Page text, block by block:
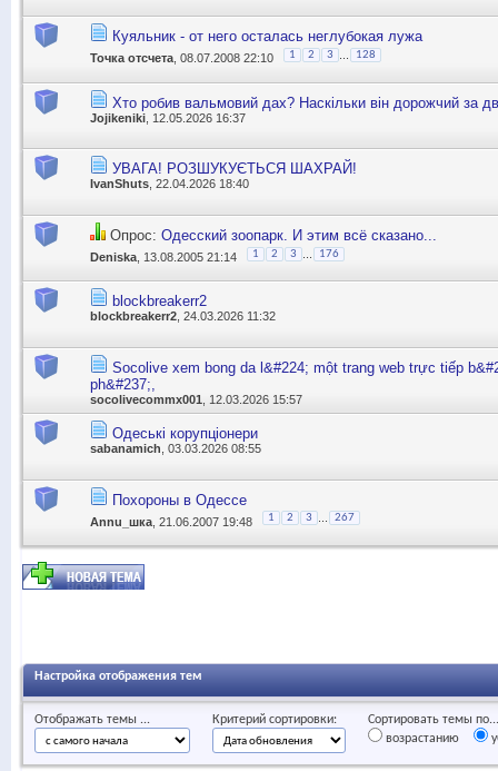
Куяльник - от него осталась неглубокая лужа
Точка отсчета , 08.07.2008 22:10 1 2 3 128
Хто робив вальмовий дах? Наскільки він дорожчий за
Jojikeniki , 12.05.2026 16:37
УВАГА! РОЗШУКУЄТЬСЯ ШАХРАЙ!
IvanShuts , 22.04.2026 18:40
Опрос: Одесский зоопарк. И этим всё сказано...
Deniska , 13.08.2005 21:14 1 2 3 176
blockbreakerr2
blockbreakerr2 , 24.03.2026 11:32
Socolive xem bong da l&#224; một trang web trực tiếp
ph&#237;,
socolivecommx001 , 12.03.2026 15:57
Одеські корупціонери
sabanamich , 03.03.2026 08:55
Похороны в Одессе
Annu_шка , 21.06.2007 19:48 1 2 3 267
Настройка отображения тем
Отображать темы ... Критерий сортировки:
Сортировать темы по...
возрастанию